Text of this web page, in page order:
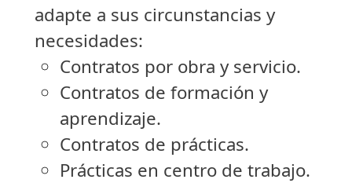
adapte a sus circunstancias y
necesidades:
Contratos por obra y servicio.
Contratos de formación y
aprendizaje.
Contratos de prácticas.
Prácticas en centro de trabajo.